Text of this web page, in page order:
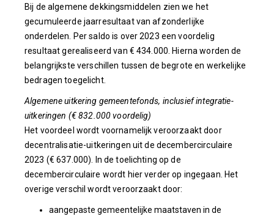
Bij de algemene dekkingsmiddelen zien we het
gecumuleerde jaarresultaat van afzonderlijke
onderdelen. Per saldo is over 2023 een voordelig
resultaat gerealiseerd van € 434.000. Hierna worden de
belangrijkste verschillen tussen de begrote en werkelijke
bedragen toegelicht.
Algemene uitkering gemeentefonds, inclusief integratie-
uitkeringen (€ 832.000 voordelig)
Het voordeel wordt voornamelijk veroorzaakt door
decentralisatie-uitkeringen uit de decembercirculaire
2023 (€ 637.000). In de toelichting op de
decembercirculaire wordt hier verder op ingegaan. Het
overige verschil wordt veroorzaakt door:
aangepaste gemeentelijke maatstaven in de